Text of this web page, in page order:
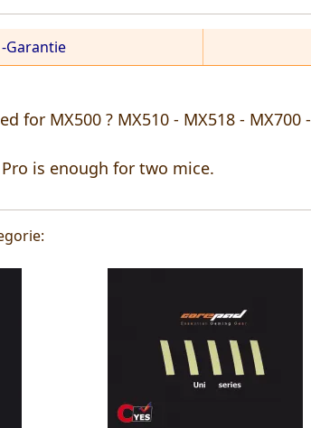
for MX500 ? MX510 - MX518 - MX700
is enough for two mice.
Garantie